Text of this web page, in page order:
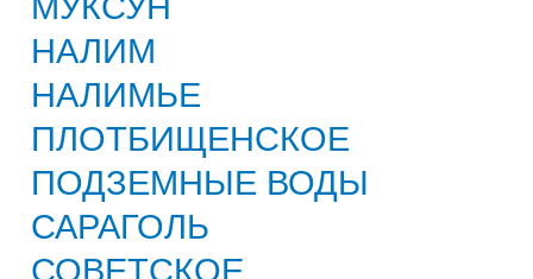
НАЛИМ
НАЛИМЬЕ
ПЛОТБИЩЕНСКОЕ
ПОДЗЕМНЫЕ ВОДЫ
САРАГОЛЬ
СОВЕТСКОЕ